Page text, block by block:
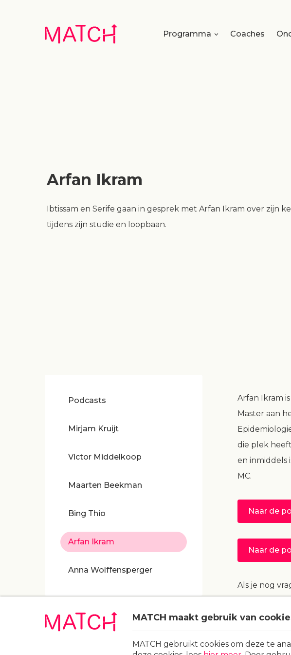
Programma Coaches
Arfan Ikram
Ibtissam en Serife gaan in gesprek met Arfan Ikram over zijn
tijdens zijn studie en loopbaan.
Podcasts
Mirjam Kruijt
Victor Middelkoop
Maarten Beekman
Bing Thio
Arfan Ikram
Anna Wolffensperger
Arfan Ikram
Master aan
die plek
en inmiddels
MC.
Naar de
Naar de
Als je nog
MATCH maakt gebruik van
MATCH gebruikt cookies om deze te